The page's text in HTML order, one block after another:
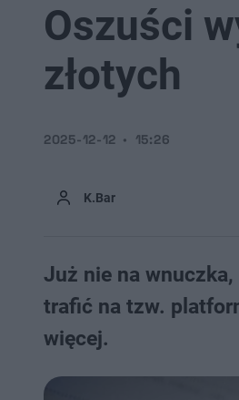
Oszuści
złotych
K.Bar
2025-12-12 15:26
Już nie na
trafić na tzw.
więcej.